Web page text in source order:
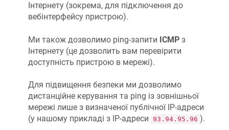
Інтернету (зокрема, для підключення до
вебінтерфейсу пристрою).
Ми також дозволимо ping-запити ICMP з
Інтернету (це дозволить вам перевірити
доступність пристрою в мережі).
Для підвищення безпеки ми дозволимо
дистанційне керування та ping із зовнішньої
мережі лише з визначеної публічної IP-адреси
(у нашому прикладі з IP-адреси 93.94.95.96 ).